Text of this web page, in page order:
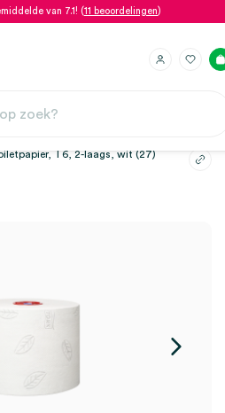
van 7.1! (11 beoordelingen)
T6, 2-laags, wit (27)